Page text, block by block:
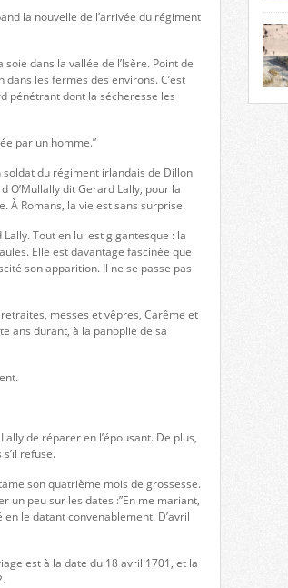
la nouvelle de l’arrivée du régiment
dans la vallée de l’Isère. Point de
les fermes des environs. C’est
pénétrant dont la sécheresse les
par un homme.”
soldat du régiment irlandais de Dillon
O’Mullally dit Gerard Lally, pour la
À Romans, la vie est sans surprise.
Tout en lui est gigantesque : la
Elle est davantage fascinée que
son apparition. Il ne se passe pas
messes et vêpres, Carême et
ans durant, à la panoplie de sa
de réparer en l’épousant. De plus,
refuse.
son quatrième mois de grossesse.
un peu sur les dates :”En me mariant,
le datant convenablement. D’avril
est à la date du 18 avril 1701, et la